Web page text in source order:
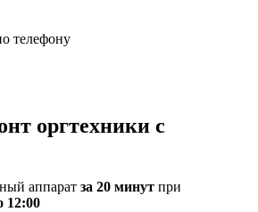
телефону
оргтехники с
аппарат за 20 минут при
12:00